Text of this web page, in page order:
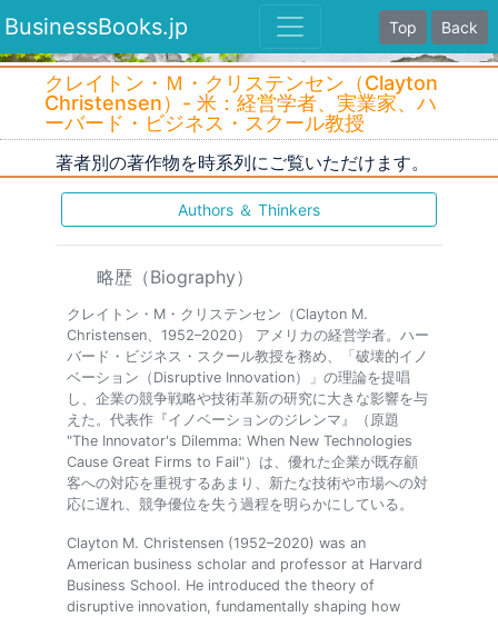
BusinessBooks.jp Top Back
クレイトン・Ｍ・クリステンセン（Clayton
Christensen）- 米：経営学者、実業家、ハ
ーバード・ビジネス・スクール教授
著者別の著作物を時系列にご覧いただけます。
Authors ＆ Thinkers
略歴（Biography）
クレイトン・M・クリステンセン（Clayton M.
Christensen、1952–2020） アメリカの経営学者。ハー
バード・ビジネス・スクール教授を務め、「破壊的イノ
ベーション（Disruptive Innovation）」の理論を提唱
し、企業の競争戦略や技術革新の研究に大きな影響を与
えた。代表作『イノベーションのジレンマ』（原題
"The Innovator's Dilemma: When New Technologies
Cause Great Firms to Fail"）は、優れた企業が既存顧
客への対応を重視するあまり、新たな技術や市場への対
応に遅れ、競争優位を失う過程を明らかにしている。
Clayton M. Christensen (1952–2020) was an
American business scholar and professor at Harvard
Business School. He introduced the theory of
disruptive innovation, fundamentally shaping how